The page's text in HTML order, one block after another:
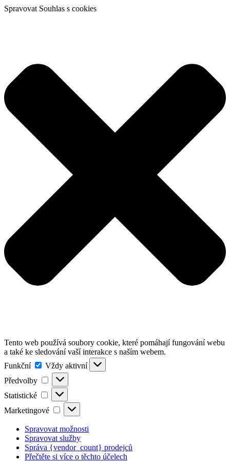
Spravovat Souhlas s cookies
Tento web používá soubory cookie, které pomáhají fungování webu
a také ke sledování vaší interakce s naším webem.
Funkční
Funkční
Vždy aktivní
Předvolby
Předvolby
Statistické
Statistické
Marketingové
Marketingové
Spravovat možnosti
Spravovat služby
Správa {vendor_count} prodejců
Přečtěte si více o těchto účelech